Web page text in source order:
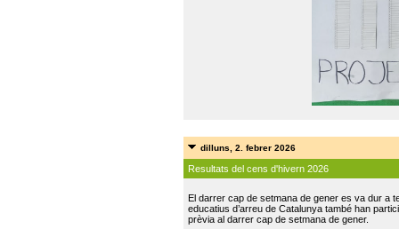
dilluns, 2. febrer 2026
Resultats del cens d'hivern 2026
El darrer cap de setmana de gener es va dur a
educatius d’arreu de Catalunya també han
prèvia al darrer cap de setmana de gener.